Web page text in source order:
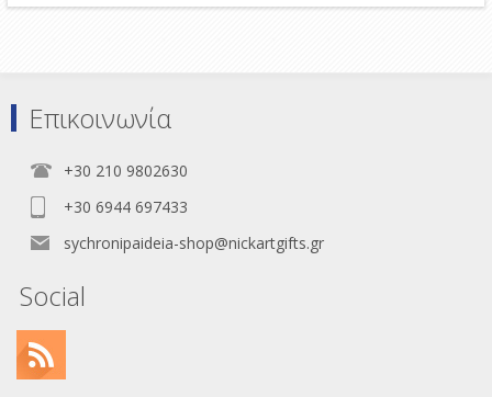
Επικοινωνία
+30 210 9802630
+30 6944 697433
sychronipaideia-shop@nickartgifts.gr
Social